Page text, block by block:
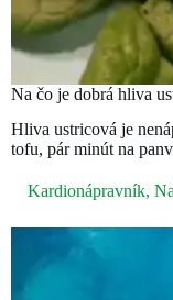
Na čo je dobrá hliva
Hliva ustricová je
tofu, pár minút na
Kardionápravník,